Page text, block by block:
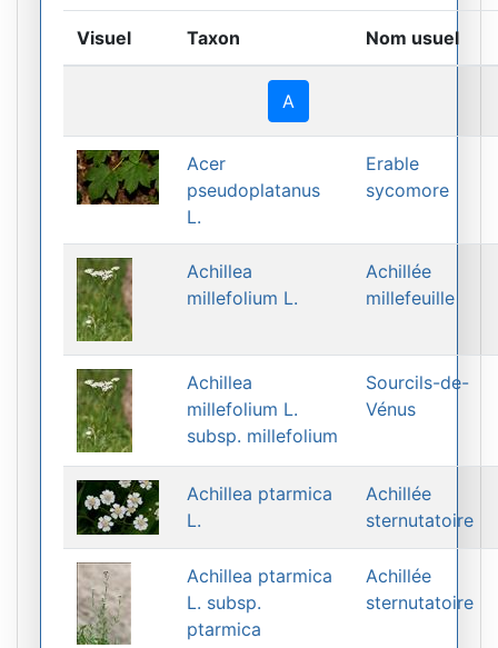
Visuel Taxon Nom usuel
A
Acer
pseudoplatanus
L.
Erable
sycomore
Achillea
millefolium L.
Achillée
millefeuille
Achillea
millefolium L.
subsp. millefolium
Sourcils-de-
Vénus
Achillea ptarmica
L.
Achillée
sternutatoire
Achillea ptarmica
L. subsp.
ptarmica
Achillée
sternutatoire